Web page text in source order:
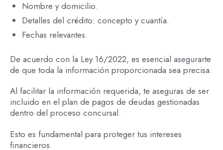
Nombre y domicilio.
Detalles del crédito: concepto y cuantía.
Fechas relevantes.
De acuerdo con la Ley 16/2022, es esencial asegurarte
de que toda la información proporcionada sea precisa.
Al facilitar la información requerida, te aseguras de ser
incluido en el plan de pagos de deudas gestionadas
dentro del proceso concursal.
Esto es fundamental para proteger tus intereses
financieros.